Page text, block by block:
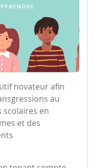
novateur afin
au
en
et des